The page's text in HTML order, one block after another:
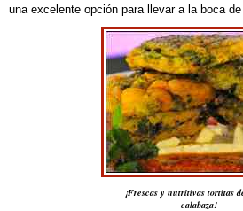
una excelente opción para llevar a la boca
¡Frescas y nutritivas tortitas
calabaza!